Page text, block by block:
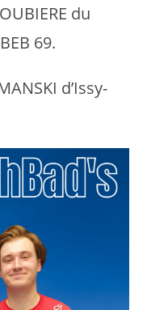
du
69.
d’Issy-